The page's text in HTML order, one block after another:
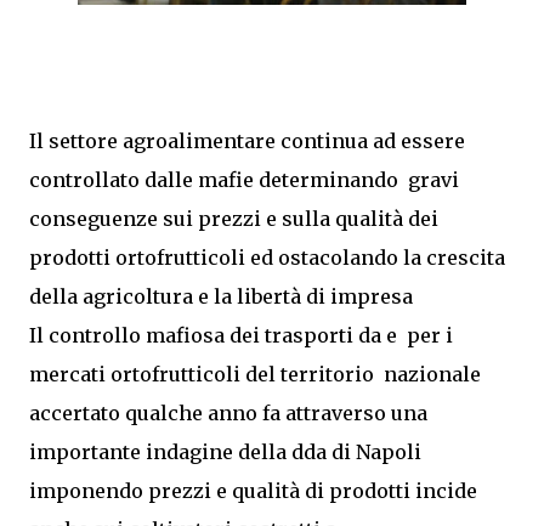
Il settore agroalimentare continua ad essere
controllato dalle mafie determinando gravi
conseguenze sui prezzi e sulla qualità dei
prodotti ortofrutticoli ed ostacolando la crescita
della agricoltura e la libertà di impresa
Il controllo mafiosa dei trasporti da e per i
mercati ortofrutticoli del territorio nazionale
accertato qualche anno fa attraverso una
importante indagine della dda di Napoli
imponendo prezzi e qualità di prodotti incide